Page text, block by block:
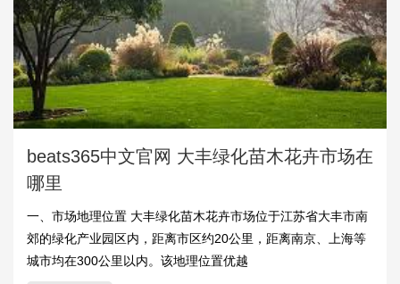
beats365中文官网 大丰绿化苗木花卉市场在
哪里
一、市场地理位置 大丰绿化苗木花卉市场位于江苏省大丰市南
郊的绿化产业园区内，距离市区约20公里，距离南京、上海等
城市均在300公里以内。该地理位置优越